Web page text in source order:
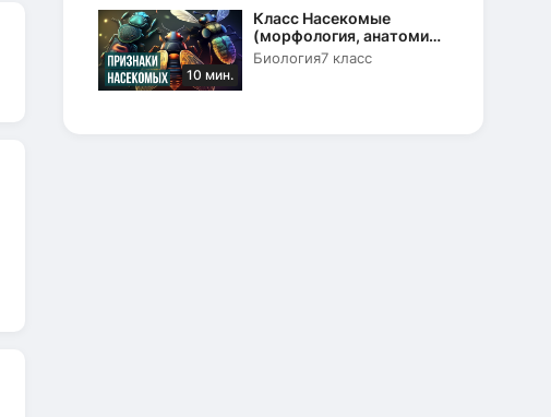
10 мин.
Класс Насекомые
(морфология, анатомия
и физиология)
Биология7 класс